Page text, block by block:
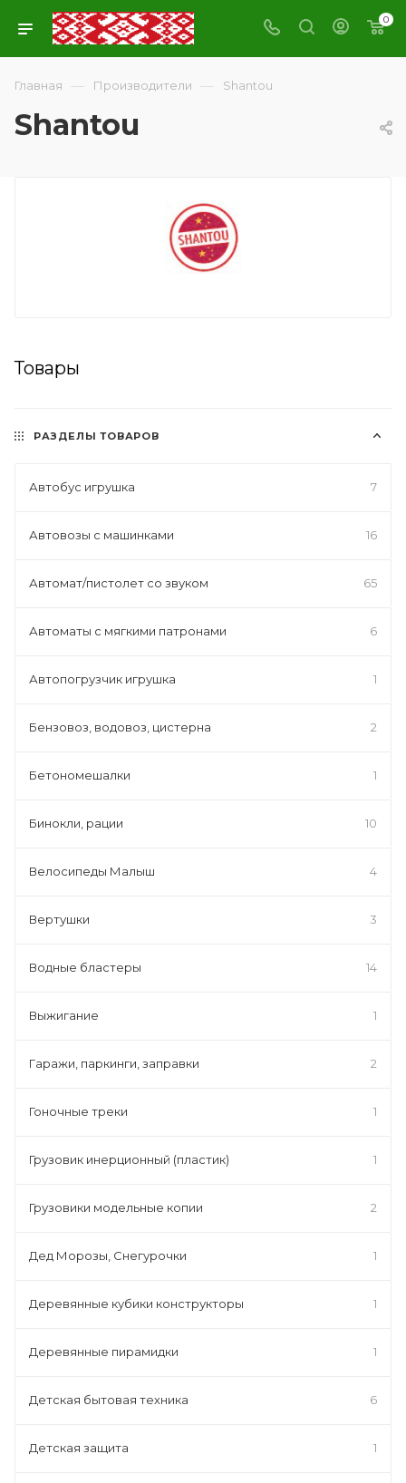
0
Главная — Производители — Shantou
Shantou
Товары
РАЗДЕЛЫ ТОВАРОВ
Автобус игрушка 7
Автовозы с машинками 16
Автомат/пистолет со звуком 65
Автоматы с мягкими патронами 6
Автопогрузчик игрушка 1
Бензовоз, водовоз, цистерна 2
Бетономешалки 1
Бинокли, рации 10
Велосипеды Малыш 4
Вертушки 3
Водные бластеры 14
Выжигание 1
Гаражи, паркинги, заправки 2
Гоночные треки 1
Грузовик инерционный (пластик) 1
Грузовики модельные копии 2
Дед Морозы, Снегурочки 1
Деревянные кубики конструкторы 1
Деревянные пирамидки 1
Детская бытовая техника 6
Детская защита 1